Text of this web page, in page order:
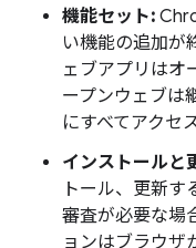
機能セット:
い機能の追加が
ェブアプリはオ
ープンウェブは
にすべてアクセ
インストールと
トール、更新す
審査が必要な場
ョンはブラウザ